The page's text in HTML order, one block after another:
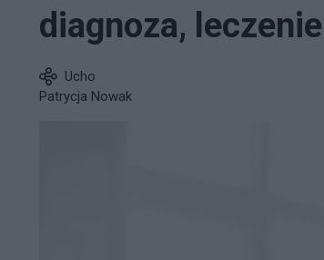
diagnoza, leczenie
Ucho
Patrycja Nowak